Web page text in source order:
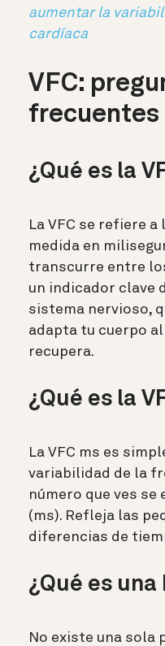
aumentar la
cardíaca
VFC:
frecuentes
¿Qué es la
La VFC se refiere
medida en
transcurre entre
un indicador clave
sistema nervioso,
adapta tu cuerpo
recupera.
¿Qué es la
La VFC ms es
variabilidad de la
número que ves se
(ms). Refleja las
diferencias de
¿Qué es una
No existe una sola